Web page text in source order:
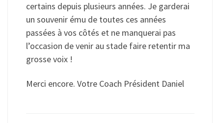
certains depuis plusieurs années. Je garderai
un souvenir ému de toutes ces années
passées à vos côtés et ne manquerai pas
l’occasion de venir au stade faire retentir ma
grosse voix !
Merci encore. Votre Coach Président Daniel